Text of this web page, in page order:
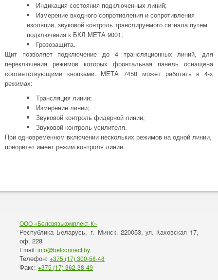
Индикация состояния подключенных линий;
Измерение входного сопротивления и сопротивления
изоляции, звуковой контроль транслируемого сигнала путем
подключения к БКЛ МЕТА 9001;
Грозозащита.
Щит позволяет подключение до 4 трансляционных линий, для
переключения режимов которых фронтальная панель оснащена
соответствующими кнопками. МЕТА 7458 может работать в 4-х
режимах:
Трансляция линии;
Измерение линии;
Звуковой контроль фидерной линии;
Звуковой контроль усилителя.
При одновременном включении нескольких режимов на одной линии,
приоритет имеет режим контроля линии.
ООО «Белсвязькомплект-К»
Республика Беларусь, г. Минск, 220053, ул. Каховская 17,
оф. 228
Email:info@belconnect.by
Телефон: +375 (17) 300-58-48
Факс: +375 (17) 362-38-49